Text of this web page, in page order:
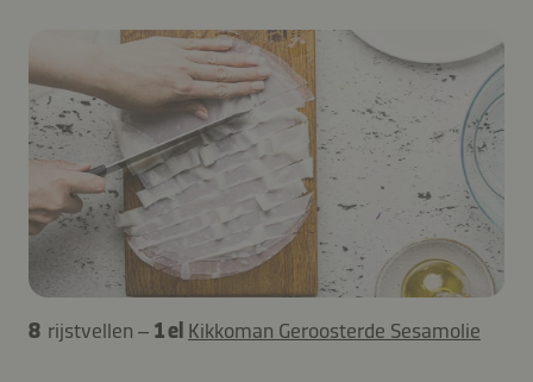
8 rijstvellen – 1 el Kikkoman Geroosterde Sesamolie